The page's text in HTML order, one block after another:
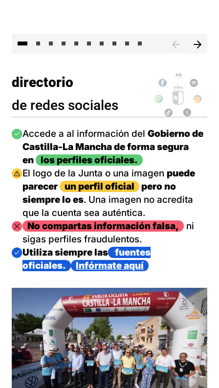
directorio
de redes sociales
Imagen
Accede a al información del Gobierno de
Castilla-La Mancha de forma segura
en
los perfiles oficiales.
Imagen
El logo de la Junta o una imagen puede
parecer
un perfil oficial
pero no
siempre lo es. Una imagen no acredita
que la cuenta sea auténtica.
ImagenNo compartas información falsa,
ni
sigas perfiles fraudulentos.
Imagen
Utiliza siempre las
fuentes
oficiales.
Infórmate aquí